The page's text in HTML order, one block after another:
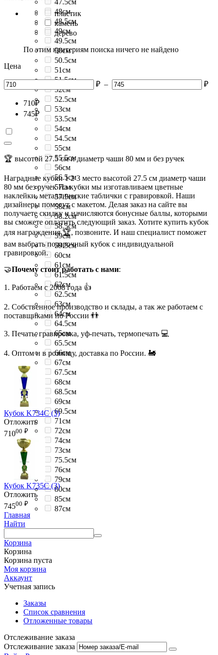
48см
48.5см
49см
49.5см
50см
50.5см
51см
51.5см
52см
52.5см
53см
53.5см
54см
54.5см
55см
55.5см
56см
56.5см
57см
57.5см
58см
58.2см
58.5см
59см
59.5см
60см
61см
61.5см
62см
62.5см
63см
64см
64.5см
65см
65.5см
66см
67см
67.5см
68см
68.5см
69см
69.5см
71см
72см
74см
73см
75.5см
76см
79см
80см
85см
87см
пластик
камень
дерево
По этим критериям поиска ничего не найдено
Цена
₽ – ₽
710₽
745₽
🏆 высотой 27.5 см и диаметр чаши 80 мм и без ручек
Наградные кубки 1 2 3 место высотой 27.5 см диаметр чаши
80 мм без ручек На кубки мы изготавливаем цветные
наклейки, металлические таблички с гравировкой. Наши
дизайнеры помогут с макетом. Делая заказ на сайте вы
получаете скидку и начисляются бонусные баллы, которыми
вы сможете оплатить следующий заказ. Хотите купить кубок
для награждения 🏆, позвоните. И наш специалист поможет
вам выбрать подарочный кубок с индивидуальной
гравировкой.
🤝Почему стоит работать с нами:
1. Работаем с 2008 года 👍
2. Собственное производство и склады, а так же работаем с
поставщиками по России 👬
3. Печать, гравировка, уф-печать, термопечать 💻
4. Оптом и в розницу, доставка по России. 🚂
Кубок K734C (3)
Отложить
71000 ₽
Кубок K735C (3)
Отложить
74500 ₽
Главная
Найти
Корзина
Корзина
Корзина пуста
Моя корзина
Аккаунт
Учетная запись
Заказы
Список сравнения
Отложенные товары
Отслеживание заказа
Отслеживание заказа